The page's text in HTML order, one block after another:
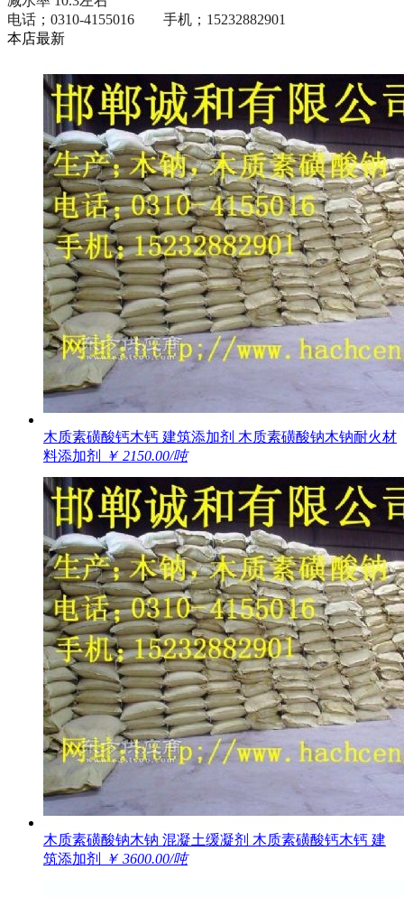
电话；0310-4155016 手机；15232882901
本店最新
木质素磺酸钙木钙 建筑添加剂 木质素磺酸钠木钠耐火材
料添加剂
￥ 2150.00/吨
木质素磺酸钠木钠 混凝土缓凝剂 木质素磺酸钙木钙 建
筑添加剂
￥ 3600.00/吨